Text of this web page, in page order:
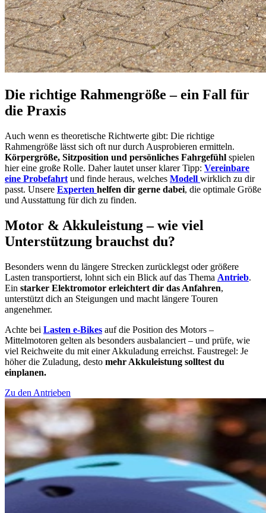
Die richtige Rahmengröße – ein Fall für
die Praxis
Auch wenn es theoretische Richtwerte gibt: Die richtige
Rahmengröße lässt sich oft nur durch Ausprobieren ermitteln.
Körpergröße, Sitzposition und persönliches Fahrgefühl spielen
hier eine große Rolle. Daher lautet unser klarer Tipp: Vereinbare
eine Probefahrt und finde heraus, welches Modell wirklich zu dir
passt. Unsere Experten helfen dir gerne dabei, die optimale Größe
und Ausstattung für dich zu finden.
Motor & Akkuleistung – wie viel
Unterstützung brauchst du?
Besonders wenn du längere Strecken zurücklegst oder größere
Lasten transportierst, lohnt sich ein Blick auf das Thema Antrieb.
Ein starker Elektromotor erleichtert dir das Anfahren,
unterstützt dich an Steigungen und macht längere Touren
angenehmer.
Achte bei Lasten e-Bikes auf die Position des Motors –
Mittelmotoren gelten als besonders ausbalanciert – und prüfe, wie
viel Reichweite du mit einer Akkuladung erreichst. Faustregel: Je
höher die Zuladung, desto mehr Akkuleistung solltest du
einplanen.
Zu den Antrieben